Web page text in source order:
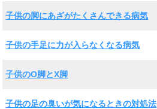
子供の脚にあざがたくさんできる病気
子供の手足に力が入らなくなる病気
子供のO脚とX脚
子供の足の臭いが気になるときの対処法